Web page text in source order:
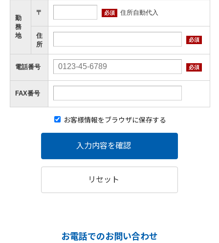
勤
務
地
〒 必須 住所自動代入
住
所
必須
電話番号 必須
FAX番号
お客様情報をブラウザに保存する
入力内容を確認
リセット
お電話でのお問い合わせ